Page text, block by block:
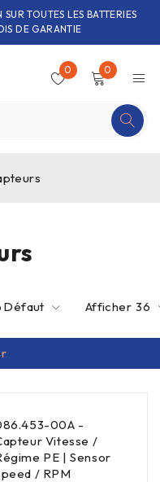
TOUTES LES BATTERIES
DE GARANTIE
0 0
Défaut Afficher 36
00A -
Vitesse /
PE | Sensor
/ RPM